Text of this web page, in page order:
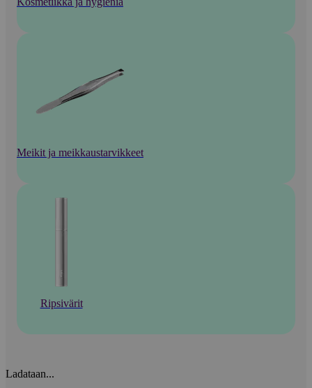
Meikit ja meikkaustarvikkeet
Ripsivärit
Ladataan...